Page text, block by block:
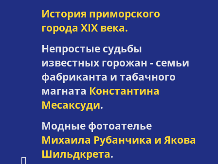
История приморского
города XIX века.
Непростые судьбы
известных горожан - семьи
фабриканта и табачного
магната Константина
Месаксуди.
Модные фотоателье
Михаила Рубанчика и Якова
Шильдкрета.